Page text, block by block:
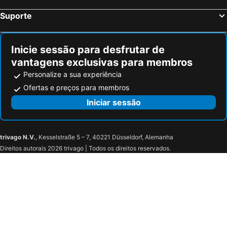
Suporte
Inicie sessão para desfrutar de
vantagens exclusivas para membros
Personalize a sua experiência
Ofertas e preços para membros
Iniciar sessão
trivago N.V., Kesselstraße 5 – 7, 40221 Düsseldorf, Alemanha
Direitos autorais 2026 trivago | Todos os direitos reservados.